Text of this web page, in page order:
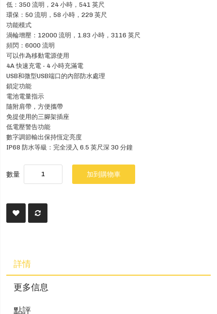
低：350 流明，24 小時，541 英尺
環保：50 流明，58 小時，229 英尺
功能模式
渦輪增壓：12000 流明，1.83 小時，3116 英尺
頻閃：6000 流明
可以作為移動電源使用
4A 快速充電 - 4 小時充滿電
USB和微型USB端口的內部防水處理
鎖定功能
電池電量指示
隨附肩帶，方便攜帶
免提使用的三腳架插座
低電壓警告功能
數字調節輸出保持恆定亮度
IP68 防水等級：完全浸入 6.5 英尺深 30 分鐘
數量 加到購物車
詳情
更多信息
點評